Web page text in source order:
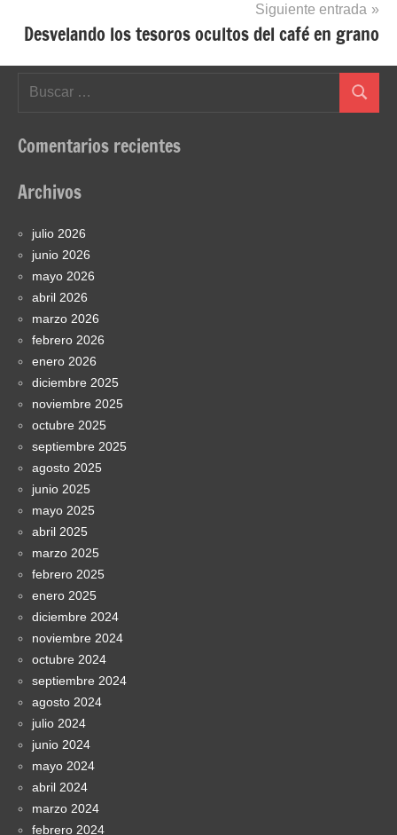
Siguiente entrada
Desvelando los tesoros ocultos del café en grano
Buscar
Comentarios recientes
Archivos
julio 2026
junio 2026
mayo 2026
abril 2026
marzo 2026
febrero 2026
enero 2026
diciembre 2025
noviembre 2025
octubre 2025
septiembre 2025
agosto 2025
junio 2025
mayo 2025
abril 2025
marzo 2025
febrero 2025
enero 2025
diciembre 2024
noviembre 2024
octubre 2024
septiembre 2024
agosto 2024
julio 2024
junio 2024
mayo 2024
abril 2024
marzo 2024
febrero 2024